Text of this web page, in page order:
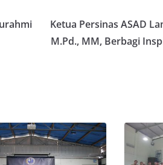
Ketua Persinas ASAD
M.Pd., MM, Berbagi